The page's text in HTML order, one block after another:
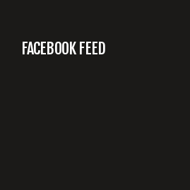
FACEBOOK FEED